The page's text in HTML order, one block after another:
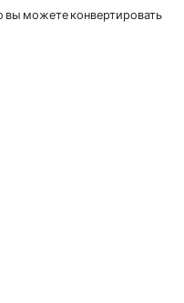
вы можете конвертировать